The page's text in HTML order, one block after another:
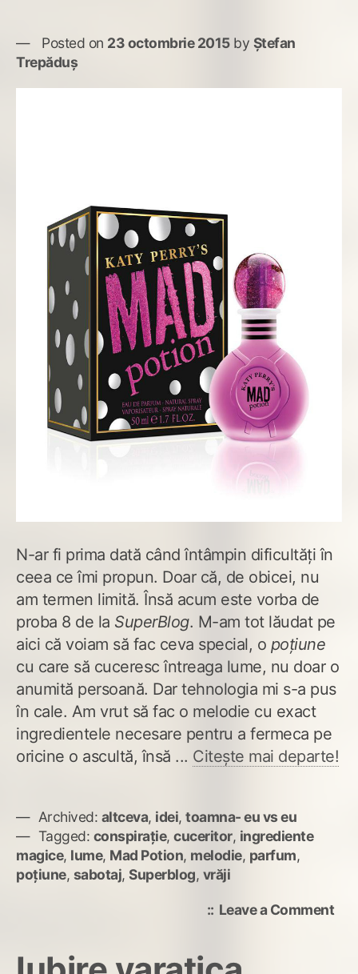
Posted on 23 octombrie 2015by Ștefan
Trepăduș
N-ar fi prima dată când întâmpin dificultăți în
ceea ce îmi propun. Doar că, de obicei, nu
am termen limită. Însă acum este vorba de
proba 8 de la SuperBlog. M-am tot lăudat pe
aici că voiam să fac ceva special, o poțiune
cu care să cuceresc întreaga lume, nu doar o
anumită persoană. Dar tehnologia mi s-a pus
în cale. Am vrut să fac o melodie cu exact
ingredientele necesare pentru a fermeca pe
oricine o ascultă, însă ... Citește mai departe!
Archived: altceva, idei, toamna- eu vs eu
Tagged: conspirație, cuceritor, ingrediente
magice, lume, Mad Potion, melodie, parfum,
poțiune, sabotaj, Superblog, vrăji
Leave a Commenton